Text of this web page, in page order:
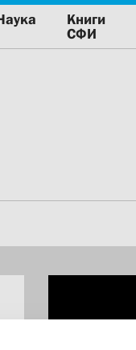
Книги
СФИ